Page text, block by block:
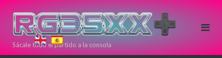
contenido
Sácale todo el partido a la consola
Si estas